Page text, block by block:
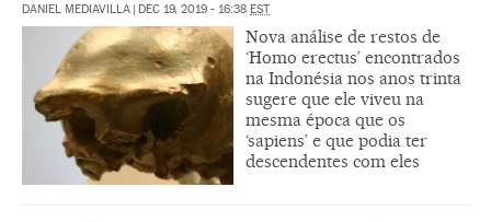
DANIEL MEDIAVILLA | DEC 19, 2019 - 16:38 EST
Nova análise de restos de
‘Homo erectus’ encontrados
na Indonésia nos anos trinta
sugere que ele viveu na
mesma época que os
‘sapiens’ e que podia ter
descendentes com eles